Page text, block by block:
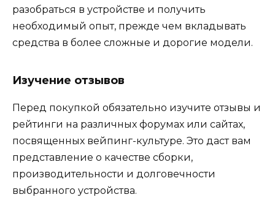
разобраться в устройстве и получить
необходимый опыт, прежде чем вкладывать
средства в более сложные и дорогие модели.
Изучение отзывов
Перед покупкой обязательно изучите отзывы и
рейтинги на различных форумах или сайтах,
посвященных вейпинг-культуре. Это даст вам
представление о качестве сборки,
производительности и долговечности
выбранного устройства.